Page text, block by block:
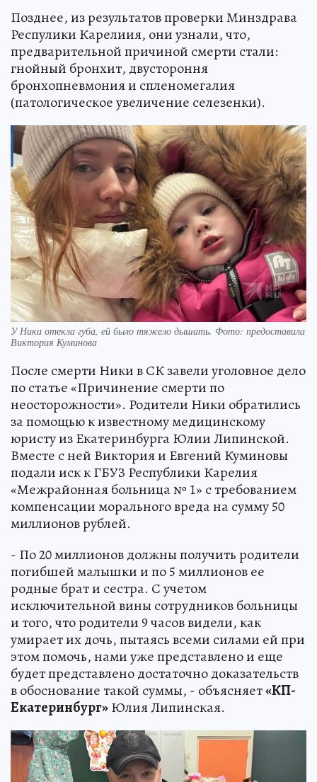
Позднее, из результатов проверки Минздрава
Респулики Карелиия, они узнали, что,
предварительной причиной смерти стали:
гнойный бронхит, двустороння
бронхопневмония и спленомегалия
(патологическое увеличение селезенки).
У Ники отекла губа, ей было тяжело дышать. Фото: предоставила
Виктория Куминова
После смерти Ники в СК завели уголовное дело
по статье «Причинение смерти по
неосторожности». Родители Ники обратились
за помощью к известному медицинскому
юристу из Екатеринбурга Юлии Липинской.
Вместе с ней Виктория и Евгений Куминовы
подали иск к ГБУЗ Республики Карелия
«Межрайонная больница № 1» с требованием
компенсации морального вреда на сумму 50
миллионов рублей.
- По 20 миллионов должны получить родители
погибшей малышки и по 5 миллионов ее
родные брат и сестра. С учетом
исключительной вины сотрудников больницы
и того, что родители 9 часов видели, как
умирает их дочь, пытаясь всеми силами ей при
этом помочь, нами уже представлено и еще
будет представлено достаточно доказательств
в обоснование такой суммы, - объясняет«КП-
Екатеринбург»Юлия Липинская.